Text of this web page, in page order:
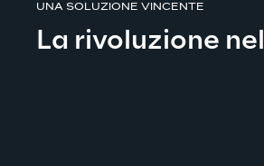
UNA SOLUZIONE VINCENTE
La rivoluzione